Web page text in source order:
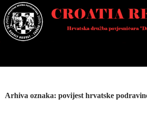
Skoči
do
sadržaja
Arhiva oznaka: povijest hrvatske